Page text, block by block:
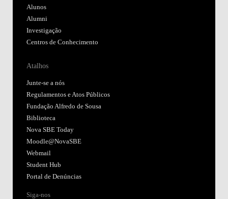
Alunos
Alumni
Investigação
Centros de Conhecimento
Atalhos
Junte-se a nós
Regulamentos e Atos Públicos
Fundação Alfredo de Sousa
Biblioteca
Nova SBE Today
Moodle@NovaSBE
Webmail
Student Hub
Portal de Denúncias
Siga-nos